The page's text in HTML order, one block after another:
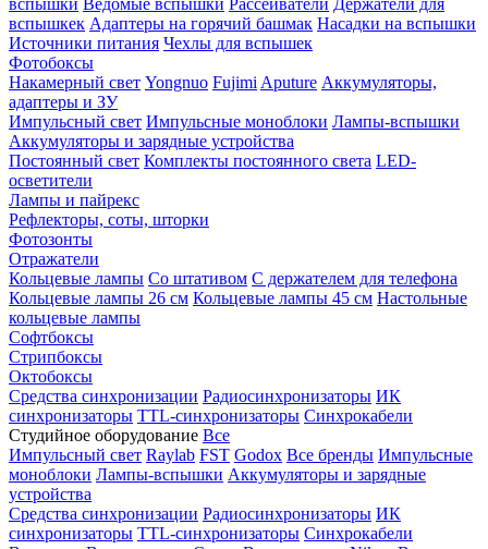
вспышки Ведомые вспышки Рассеиватели Держатели для
вспышкек Адаптеры на горячий башмак Насадки на вспышки
Источники питания Чехлы для вспышек
Фотобоксы
Накамерный свет Yongnuo Fujimi Aputure Аккумуляторы,
адаптеры и ЗУ
Импульсный свет Импульсные моноблоки Лампы-вспышки
Аккумуляторы и зарядные устройства
Постоянный свет Комплекты постоянного света LED-
осветители
Лампы и пайрекс
Рефлекторы, соты, шторки
Фотозонты
Отражатели
Кольцевые лампы Со штативом С держателем для телефона
Кольцевые лампы 26 см Кольцевые лампы 45 см Настольные
кольцевые лампы
Софтбоксы
Стрипбоксы
Октобоксы
Средства синхронизации Радиосинхронизаторы ИК
синхронизаторы TTL-синхронизаторы Синхрокабели
Студийное оборудование Все
Импульсный свет Raylab FST Godox Все бренды Импульсные
моноблоки Лампы-вспышки Аккумуляторы и зарядные
устройства
Средства синхронизации Радиосинхронизаторы ИК
синхронизаторы TTL-синхронизаторы Синхрокабели